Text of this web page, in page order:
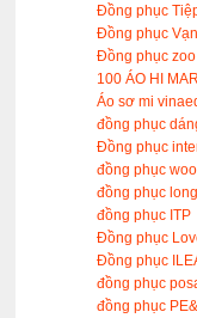
Đồng phục
Đồng phục
Đồng phục zoo
100 ÁO HI
Áo sơ mi
đồng phục
Đồng phục
đồng phục
đồng phục
đồng phục ITP
Đồng phục
Đồng phục
đồng phục
đồng phục